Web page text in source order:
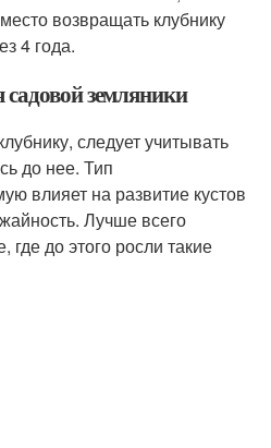
возвращать клубнику
4 года.
земляники
следует учитывать
до нее. Тип
влияет на развитие кустов
Лучше всего
где до этого росли такие